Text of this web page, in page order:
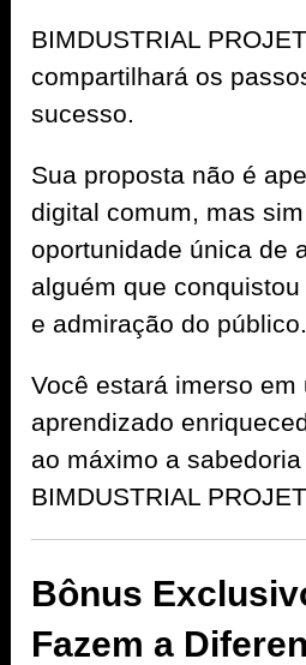
BIMDUSTRIAL
compartilhará os
sucesso.
Sua proposta não é
digital comum, mas
oportunidade única de
alguém que
e admiração do público.
Você estará imerso em
aprendizado
ao máximo a sabedoria
BIMDUSTRIAL
Bônus
Fazem a